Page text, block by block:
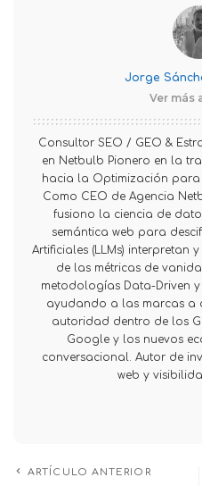
Jorge
Ver más
Consultor SEO / GEO &
en Netbulb Pionero en la
hacia la Optimización para
Como CEO de Agencia
fusiono la ciencia de
semántica web para
Artificiales (LLMs) interpretan
de las métricas de
metodologías Data-Driven
ayudando a las marcas a
autoridad dentro de los
Google y los nuevos
conversacional. Autor de
web y
ARTÍCULO ANTERIOR